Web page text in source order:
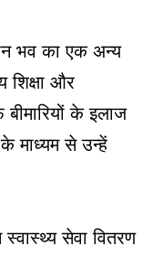
भव का एक अन्य
शिक्षा और
के इलाज
माध्यम से उन्हें
स्वास्थ्य सेवा वितरण